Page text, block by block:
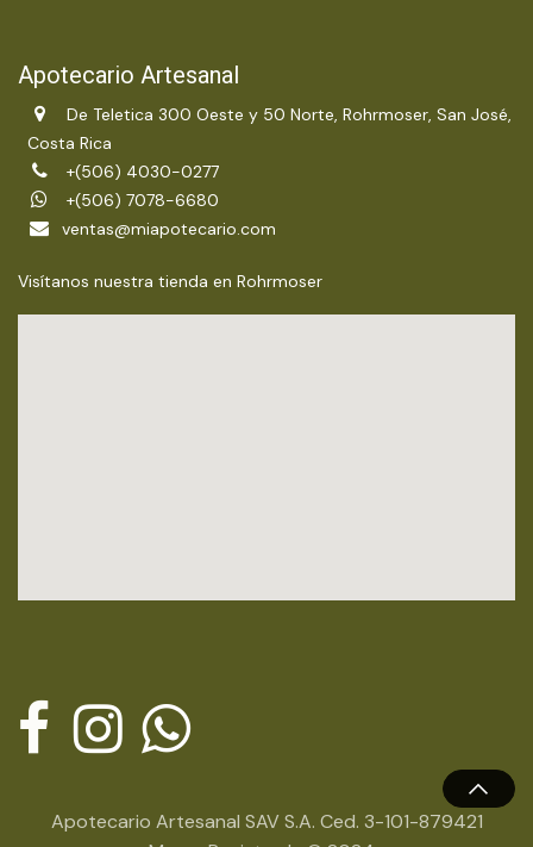
Apotecario Artesanal
De Teletica 300 Oeste y 50 Norte, Rohrmoser, San José,
Costa Rica
+(506) 4030-0277
+(506) 7078-6680
ventas@miapotecario.com
Visítanos nuestra tienda en Rohrmoser
Apotecario Artesanal SAV S.A. Ced. 3-101-879421